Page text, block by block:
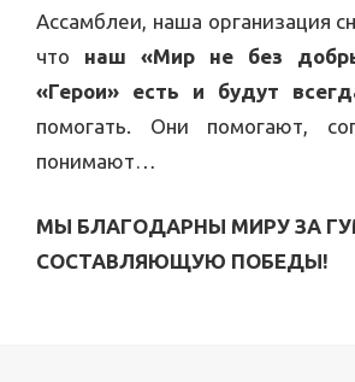
Ассамблеи, наша организация
что наш «Мир не без
«Герои» есть и будут
помогать. Они помогают,
понимают…
МЫ БЛАГОДАРНЫ МИРУ ЗА
СОСТАВЛЯЮЩУЮ ПОБЕДЫ!